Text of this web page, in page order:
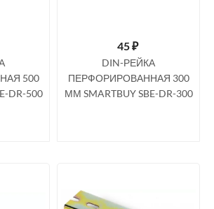
500
DR-500
45₽
DIN-РЕЙКА
ПЕРФОРИРОВАННАЯ 300
ММ SMARTBUY SBE-DR-300